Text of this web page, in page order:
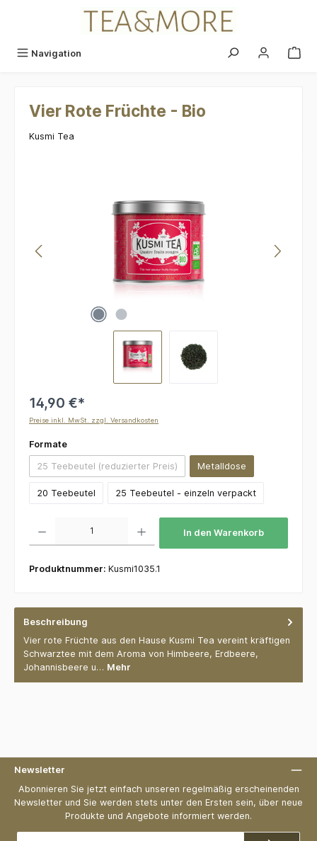
Navigation
Vier Rote Früchte - Bio
Kusmi Tea
14,90 €*
Preise inkl. MwSt. zzgl. Versandkosten
Formateauswählen
25 Teebeutel (reduzierter Preis)(Diese Option ist zurzeit nicht verfügbar.)
Metalldose
20 Teebeutel 25 Teebeutel - einzeln verpackt
In den Warenkorb
Produktnummer: Kusmi1035.1
Beschreibung
Vier rote Früchte aus den Hause Kusmi Tea vereint kräftigen
Schwarztee mit dem Aroma von Himbeere, Erdbeere,
Johannisbeere u… Mehr
Newsletter
Abonnieren Sie jetzt einfach unseren regelmäßig erscheinenden
Newsletter und Sie werden stets unter den Ersten sein, über neue
Produkte und Angebote informiert werden.